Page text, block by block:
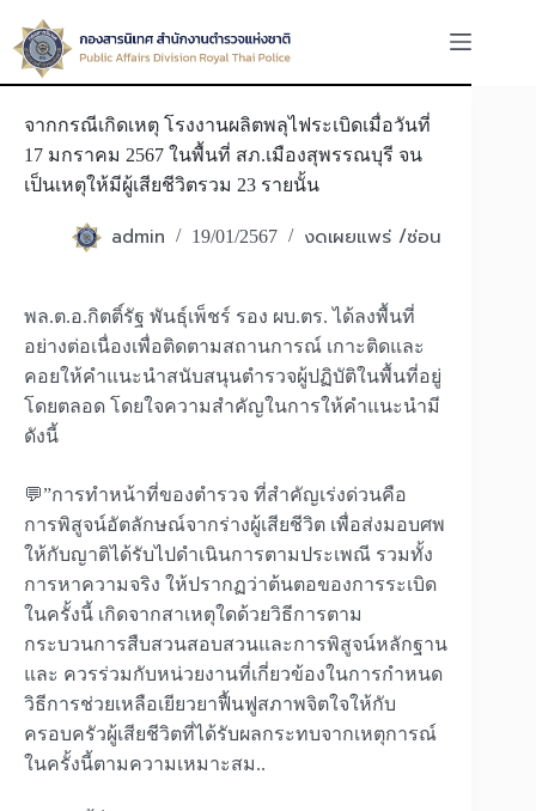
to
content
จากกรณีเกิดเหตุ โรงงานผลิตพลุไฟระเบิดเมื่อวันที่
17 มกราคม 2567 ในพื้นที่ สภ.เมืองสุพรรณบุรี จน
เป็นเหตุให้มีผู้เสียชีวิตรวม 23 รายนั้น
admin 19/01/2567 งดเผยแพร่ /ซ่อน
พล.ต.อ.กิตติ์รัฐ พันธุ์เพ็ชร์ รอง ผบ.ตร. ได้ลงพื้นที่
อย่างต่อเนื่องเพื่อติดตามสถานการณ์ เกาะติดและ
คอยให้คำแนะนำสนับสนุนตำรวจผู้ปฏิบัติในพื้นที่อยู่
โดยตลอด โดยใจความสำคัญในการให้คำแนะนำมี
ดังนี้
💬”การทำหน้าที่ของตำรวจ ที่สำคัญเร่งด่วนคือ
การพิสูจน์อัตลักษณ์จากร่างผู้เสียชีวิต เพื่อส่งมอบศพ
ให้กับญาติได้รับไปดำเนินการตามประเพณี รวมทั้ง
การหาความจริง ให้ปรากฏว่าต้นตอของการระเบิด
ในครั้งนี้ เกิดจากสาเหตุใดด้วยวิธีการตาม
กระบวนการสืบสวนสอบสวนและการพิสูจน์หลักฐาน
และ ควรร่วมกับหน่วยงานที่เกี่ยวข้องในการกำหนด
วิธีการช่วยเหลือเยียวยาฟื้นฟูสภาพจิตใจให้กับ
ครอบครัวผู้เสียชีวิตที่ได้รับผลกระทบจากเหตุการณ์
ในครั้งนี้ตามความเหมาะสม..